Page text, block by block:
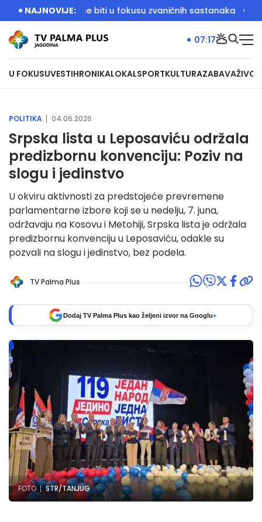
NAJNOVIJE:
koje će biti u fokusu zvaničnih sastanaka Dačić:
U FOKUSUVESTIHRONIKALOKALSPORTKULTURAZABAVAŽIVOT
07:17
POLITIKA 04.06.2026
Srpska lista u Leposaviću održala
predizbornu konvenciju: Poziv na
slogu i jedinstvo
U okviru aktivnosti za predstojeće prevremene
parlamentarne izbore koji se u nedelju, 7. juna,
održavaju na Kosovu i Metohiji, Srpska lista je održala
predizbornu konvenciju u Leposaviću, odakle su
pozvali na slogu i jedinstvo, bez podela.
TV Palma Plus
Dodaj TV Palma Plus kao željeni izvor na Googlu+
FOTO STR/TANJUG